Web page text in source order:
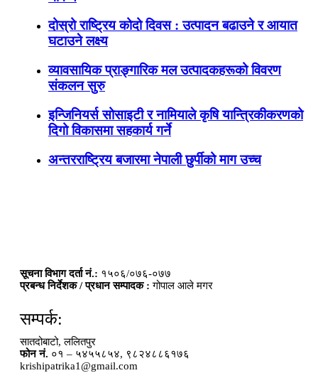
दोस्रो राष्ट्रिय कोदो दिवस : उत्पादन बढाउने र आयात
घटाउने लक्ष्य
व्यावसायिक प्राङ्गारिक मल उत्पादकहरूको विवरण
संकलन सुरु
इन्जिनियर्स सोसाइटी र नामियाले कृषि यान्त्रिकीकरणको
दिगो विकासमा सहकार्य गर्ने
अन्तरराष्ट्रिय बजारमा नेपाली छुर्पीको माग उच्च
सूचना विभाग दर्ता नं.: १५०६/०७६-०७७
प्रबन्ध निर्देशक / प्रधान सम्पादक : गोपाल आले मगर
सम्पर्क:
सातदोबाटो, ललितपुर
फोन नं. ०१ – ५४५५८५४, ९८२४८८६१७६
krishipatrika1@gmail.com